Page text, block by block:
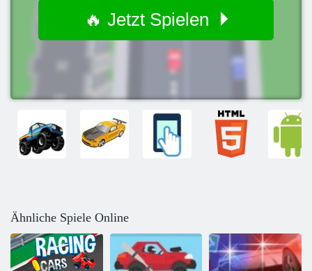
🔥 Jetzt Spielen
Ähnliche Spiele Online